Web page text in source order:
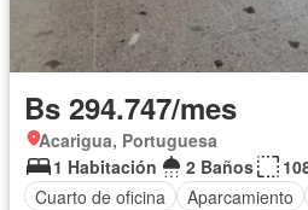
Bs 294.747/mes
Acarigua, Portuguesa
1 Habitación
2 Baños
Cuarto de oficina
Aparcamiento